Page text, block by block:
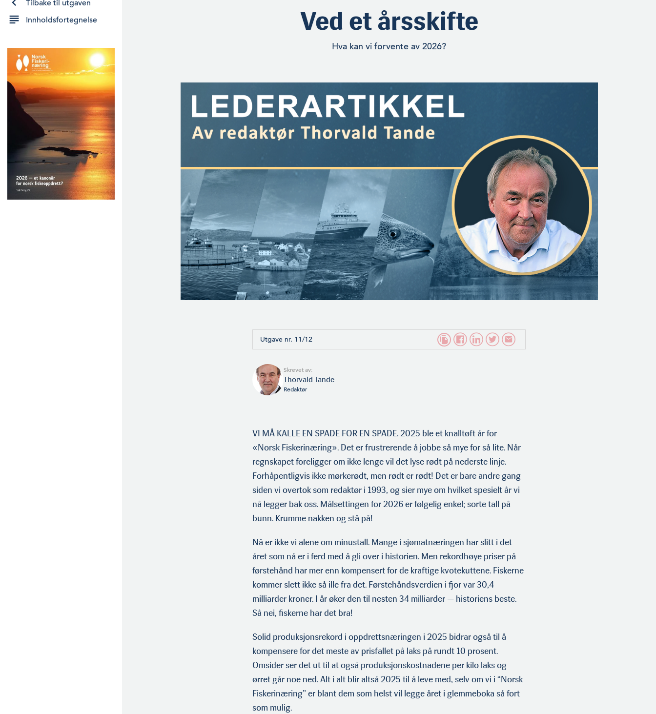
Tilbake til utgaven
Innholdsfortegnelse
Ved et årsskifte
Hva kan vi forvente av 2026?
Utgave nr. 11/12
Skrevet av:
Thorvald Tande
Redaktør
VI MÅ KALLE EN SPADE FOR EN SPADE. 2025 ble et knalltøft år for
«Norsk Fiskerinæring». Det er frustrerende å jobbe så mye for så lite. Når
regnskapet foreligger om ikke lenge vil det lyse rødt på nederste linje.
Forhåpentligvis ikke mørkerødt, men rødt er rødt! Det er bare andre gang
siden vi overtok som redaktør i 1993, og sier mye om hvilket spesielt år vi
nå legger bak oss. Målsettingen for 2026 er følgelig enkel; sorte tall på
bunn. Krumme nakken og stå på!
Nå er ikke vi alene om minustall. Mange i sjømatnæringen har slitt i det
året som nå er i ferd med å gli over i historien. Men rekordhøye priser på
førstehånd har mer enn kompensert for de kraftige kvotekuttene. Fiskerne
kommer slett ikke så ille fra det. Førstehåndsverdien i fjor var 30,4
milliarder kroner. I år øker den til nesten 34 milliarder — historiens beste.
Så nei, fiskerne har det bra!
Solid produksjonsrekord i oppdrettsnæringen i 2025 bidrar også til å
kompensere for det meste av prisfallet på laks på rundt 10 prosent.
Omsider ser det ut til at også produksjonskostnadene per kilo laks og
ørret går noe ned. Alt i alt blir altså 2025 til å leve med, selv om vi i “Norsk
Fiskerinæring” er blant dem som helst vil legge året i glemmeboka så fort
som mulig.